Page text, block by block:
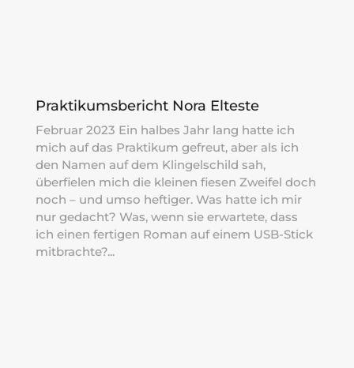
Praktikumsbericht Nora Elteste
Februar 2023 Ein halbes Jahr lang hatte ich
mich auf das Praktikum gefreut, aber als ich
den Namen auf dem Klingelschild sah,
überfielen mich die kleinen fiesen Zweifel doch
noch – und umso heftiger. Was hatte ich mir
nur gedacht? Was, wenn sie erwartete, dass
ich einen fertigen Roman auf einem USB-Stick
mitbrachte?...